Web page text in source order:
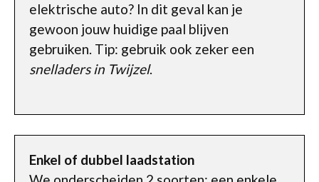
elektrische auto? In dit geval kan je
gewoon jouw huidige paal blijven
gebruiken. Tip: gebruik ook zeker een
snelladers in Twijzel.
Enkel of dubbel laadstation